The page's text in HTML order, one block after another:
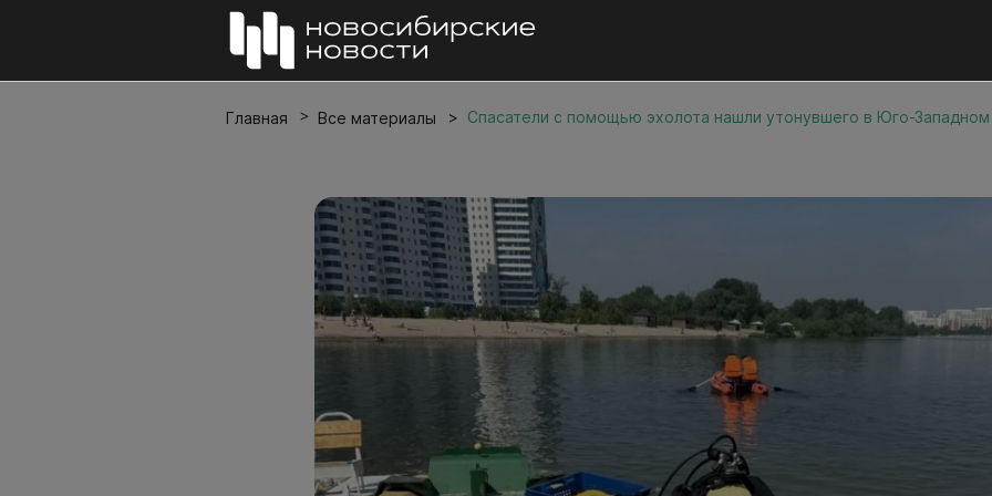
Главная Все материалы Спасатели с помощью эхолота нашли утонувшего в Юго-